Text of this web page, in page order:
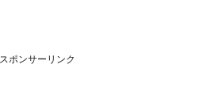
スポンサーリンク